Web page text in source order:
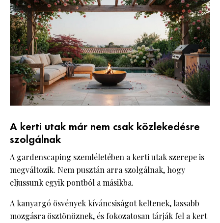
A kerti utak már nem csak közlekedésre
szolgálnak
A gardenscaping szemléletében a kerti utak szerepe is
megváltozik. Nem pusztán arra szolgálnak, hogy
eljussunk egyik pontból a másikba.
A kanyargó ösvények kíváncsiságot keltenek, lassabb
mozgásra ösztönöznek, és fokozatosan tárják fel a kert